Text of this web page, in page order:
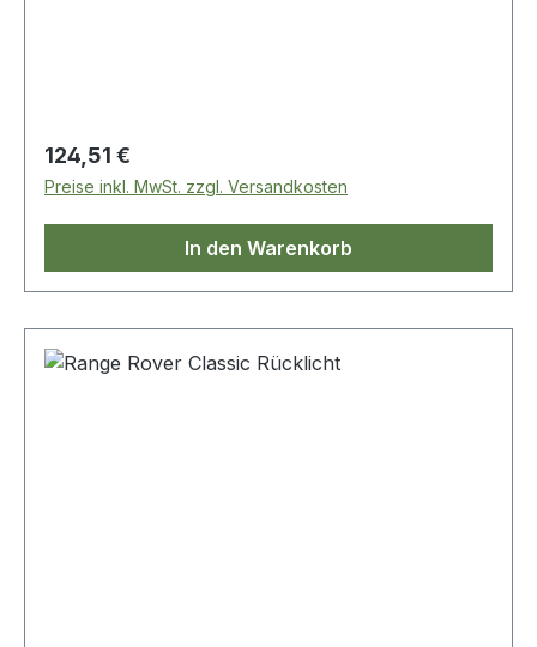
Regulärer Preis:
124,51 €
Preise inkl. MwSt. zzgl. Versandkosten
In den Warenkorb